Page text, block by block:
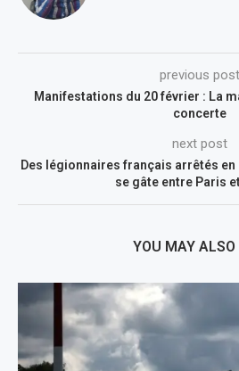
previous post
Manifestations du 20 février : La
concerte
next post
Des légionnaires français arrêtés
se gâte entre Paris
YOU MAY ALSO